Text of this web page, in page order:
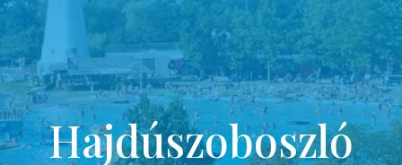
Hajdúszoboszló